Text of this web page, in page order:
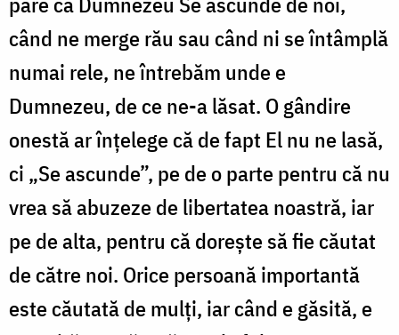
când ne merge rău sau când ni se întâmplă
numai rele, ne întrebăm unde e
Dumnezeu, de ce ne-a lăsat. O gândire
onestă ar înțelege că de fapt El nu ne lasă,
ci „Se ascunde”, pe de o parte pentru că nu
vrea să abuzeze de libertatea noastră, iar
pe de alta, pentru că dorește să fie căutat
de către noi. Orice persoană importantă
este căutată de mulți, iar când e găsită, e